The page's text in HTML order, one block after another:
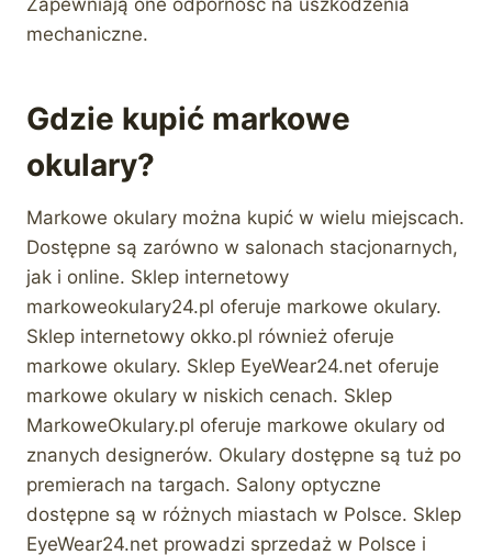
mechaniczne.
Gdzie kupić markowe
okulary?
Markowe okulary można kupić w wielu miejscach.
Dostępne są zarówno w salonach stacjonarnych,
jak i online. Sklep internetowy
markoweokulary24.pl oferuje markowe okulary.
Sklep internetowy okko.pl również oferuje
markowe okulary. Sklep EyeWear24.net oferuje
markowe okulary w niskich cenach. Sklep
MarkoweOkulary.pl oferuje markowe okulary od
znanych designerów. Okulary dostępne są tuż po
premierach na targach. Salony optyczne
dostępne są w różnych miastach w Polsce. Sklep
EyeWear24.net prowadzi sprzedaż w Polsce i